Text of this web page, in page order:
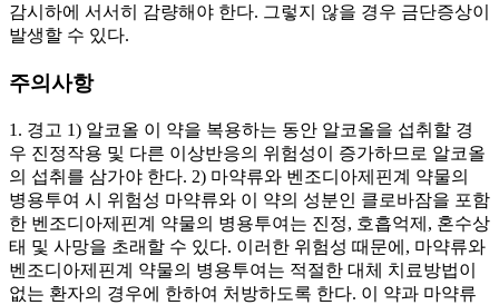
감시하에 서서히 감량해야 한다. 그렇지 않을 경우 금단증상이
발생할 수 있다.
주의사항
1. 경고 1) 알코올 이 약을 복용하는 동안 알코올을 섭취할 경
우 진정작용 및 다른 이상반응의 위험성이 증가하므로 알코올
의 섭취를 삼가야 한다. 2) 마약류와 벤조디아제핀계 약물의
병용투여 시 위험성 마약류와 이 약의 성분인 클로바잠을 포함
한 벤조디아제핀계 약물의 병용투여는 진정, 호흡억제, 혼수상
태 및 사망을 초래할 수 있다. 이러한 위험성 때문에, 마약류와
벤조디아제핀계 약물의 병용투여는 적절한 대체 치료방법이
없는 환자의 경우에 한하여 처방하도록 한다. 이 약과 마약류